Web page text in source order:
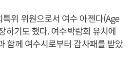
위 위원으로서 여수 아젠다(Age
하기도 했다. 여수박람회 유치에
함께 여수시로부터 감사패를 받았